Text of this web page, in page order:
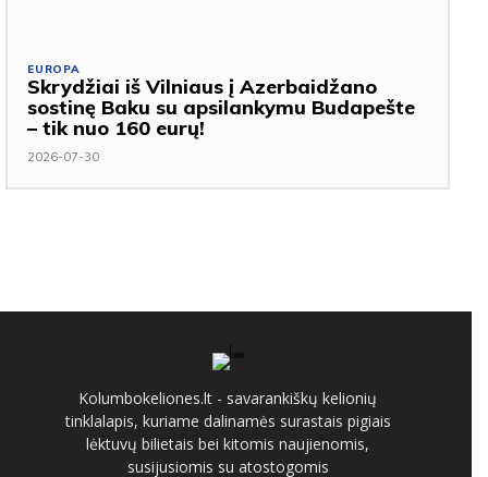
EUROPA
Skrydžiai iš Vilniaus į Azerbaidžano
sostinę Baku su apsilankymu Budapešte
– tik nuo 160 eurų!
2026-07-30
Kolumbokeliones.lt - savarankiškų kelionių
tinklalapis, kuriame dalinamės surastais pigiais
lėktuvų bilietais bei kitomis naujienomis,
susijusiomis su atostogomis